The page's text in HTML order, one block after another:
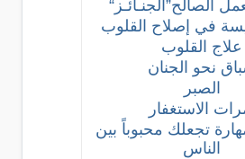
الصالح”الجنـائـز“
في إصلاح القلوب
علاج القلوب
نحو الجنان
الصبر
الاستغفار
تجعلك محبوباً بين
الناس